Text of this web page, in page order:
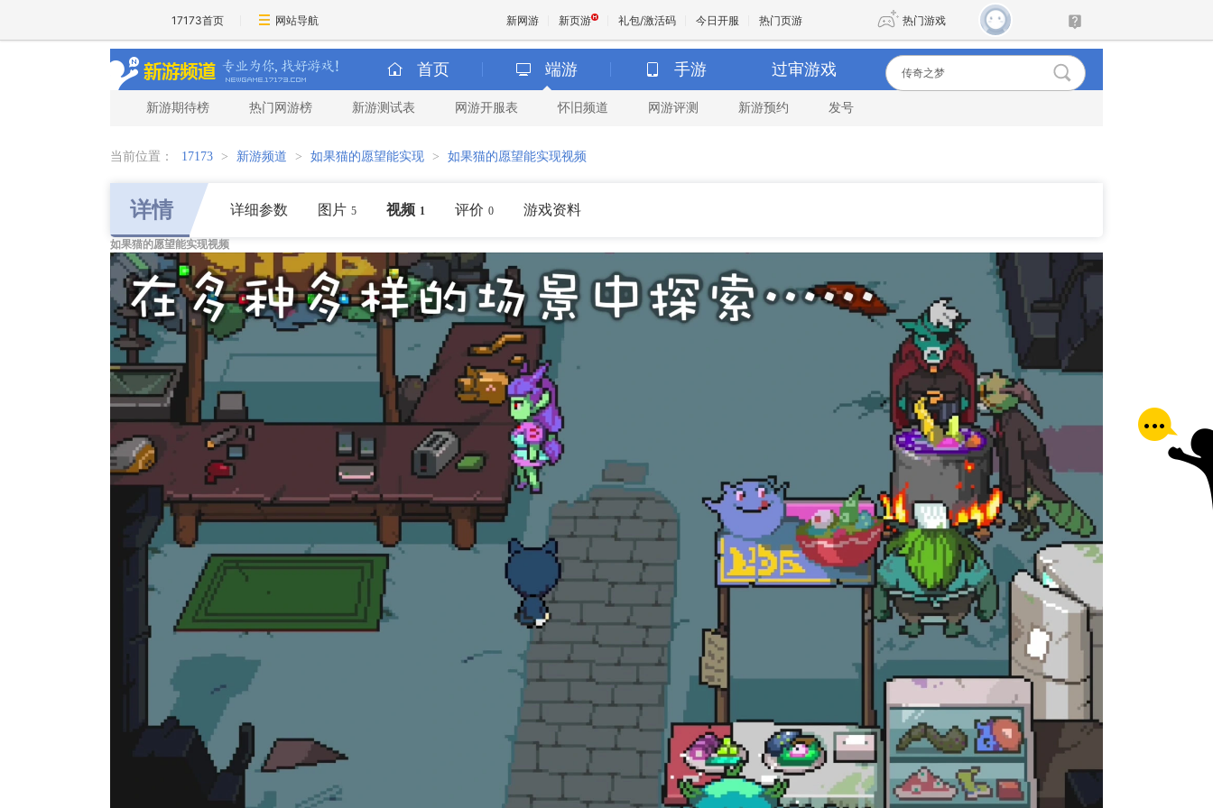
17173首页 网站导航 新网游 新页游 礼包/激活码 今日开服 热门页游 热门游戏
魔兽 DNF
首页 端游 手游 过审游戏
新游期待榜 热门网游榜 新游测试表 网游开服表 怀旧频道 网游评测 新游预约 发号
当前位置： 17173 > 新游频道 > 如果猫的愿望能实现 > 如果猫的愿望能实现视频
详情 详细参数 图片 5 视频 1 评价 0 游戏资料
如果猫的愿望能实现视频